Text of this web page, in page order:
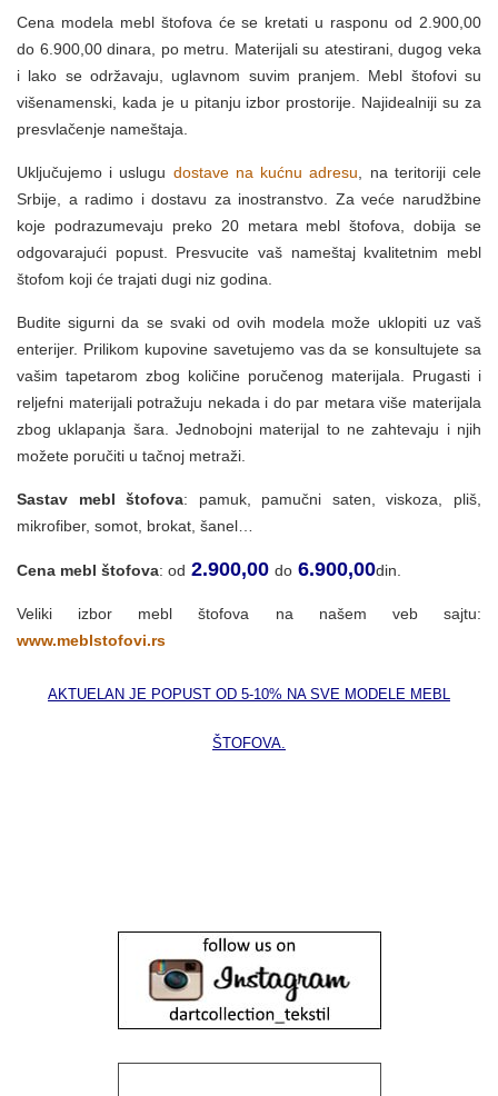
Cena modela mebl štofova će se kretati u rasponu od 2.900,00
do 6.900,00 dinara, po metru. Materijali su atestirani, dugog veka
i lako se održavaju, uglavnom suvim pranjem. Mebl štofovi su
višenamenski, kada je u pitanju izbor prostorije. Najidealniji su za
presvlačenje nameštaja.
Uključujemo i uslugu dostave na kućnu adresu , na teritoriji cele
Srbije, a radimo i dostavu za inostranstvo. Za veće narudžbine
koje podrazumevaju preko 20 metara mebl štofova, dobija se
odgovarajući popust. Presvucite vaš nameštaj kvalitetnim mebl
štofom koji će trajati dugi niz godina.
Budite sigurni da se svaki od ovih modela može uklopiti uz vaš
enterijer. Prilikom kupovine savetujemo vas da se konsultujete sa
vašim tapetarom zbog količine poručenog materijala. Prugasti i
reljefni materijali potražuju nekada i do par metara više materijala
zbog uklapanja šara. Jednobojni materijal to ne zahtevaju i njih
možete poručiti u tačnoj metraži.
Sastav mebl štofova: pamuk, pamučni saten, viskoza, pliš,
mikrofiber, somot, brokat, šanel…
Cena mebl štofova: od 2.900,00 do 6.900,00din.
Veliki izbor mebl štofova na našem veb sajtu:
www.meblstofovi.rs
AKTUELAN JE POPUST OD 5-10% NA SVE MODELE MEBL
ŠTOFOVA.